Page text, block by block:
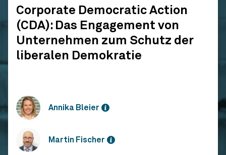
Corporate Democratic Action
(CDA): Das Engagement von
Unternehmen zum Schutz der
liberalen Demokratie
Annika Bleier
Martin Fischer